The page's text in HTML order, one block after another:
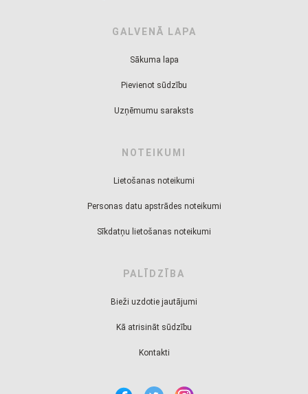
GALVENĀ LAPA
Sākuma lapa
Pievienot sūdzību
Uzņēmumu saraksts
NOTEIKUMI
Lietošanas noteikumi
Personas datu apstrādes noteikumi
Sīkdatņu lietošanas noteikumi
PALĪDZĪBA
Bieži uzdotie jautājumi
Kā atrisināt sūdzību
Kontakti